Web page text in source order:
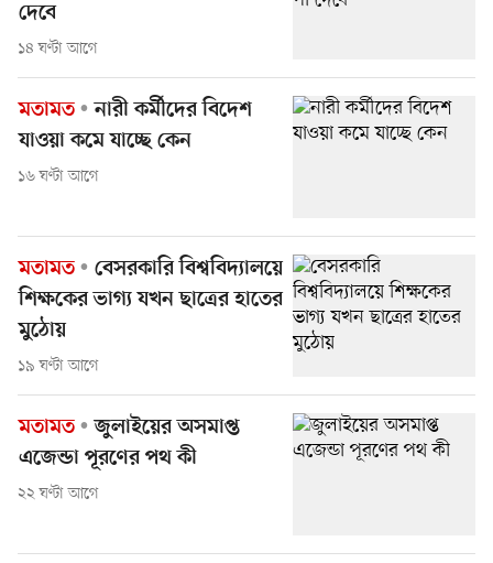
দেবে
১৪ ঘণ্টা আগে
মতামত
নারী কর্মীদের বিদেশ
যাওয়া কমে যাচ্ছে কেন
১৬ ঘণ্টা আগে
মতামত
বেসরকারি বিশ্ববিদ্যালয়ে
শিক্ষকের ভাগ্য যখন ছাত্রের হাতের
মুঠোয়
১৯ ঘণ্টা আগে
মতামত
জুলাইয়ের অসমাপ্ত
এজেন্ডা পূরণের পথ কী
২২ ঘণ্টা আগে